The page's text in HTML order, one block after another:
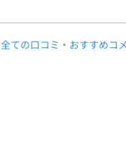
全ての口コミ・おすすめコ